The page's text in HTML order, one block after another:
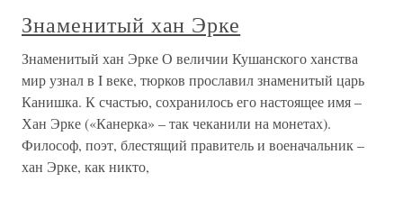
Знаменитый хан Эрке
Знаменитый хан Эрке О величии Кушанского ханства
мир узнал в I веке, тюрков прославил знаменитый царь
Канишка. К счастью, сохранилось его настоящее имя –
Хан Эрке («Канерка» – так чеканили на монетах).
Философ, поэт, блестящий правитель и военачальник –
хан Эрке, как никто,